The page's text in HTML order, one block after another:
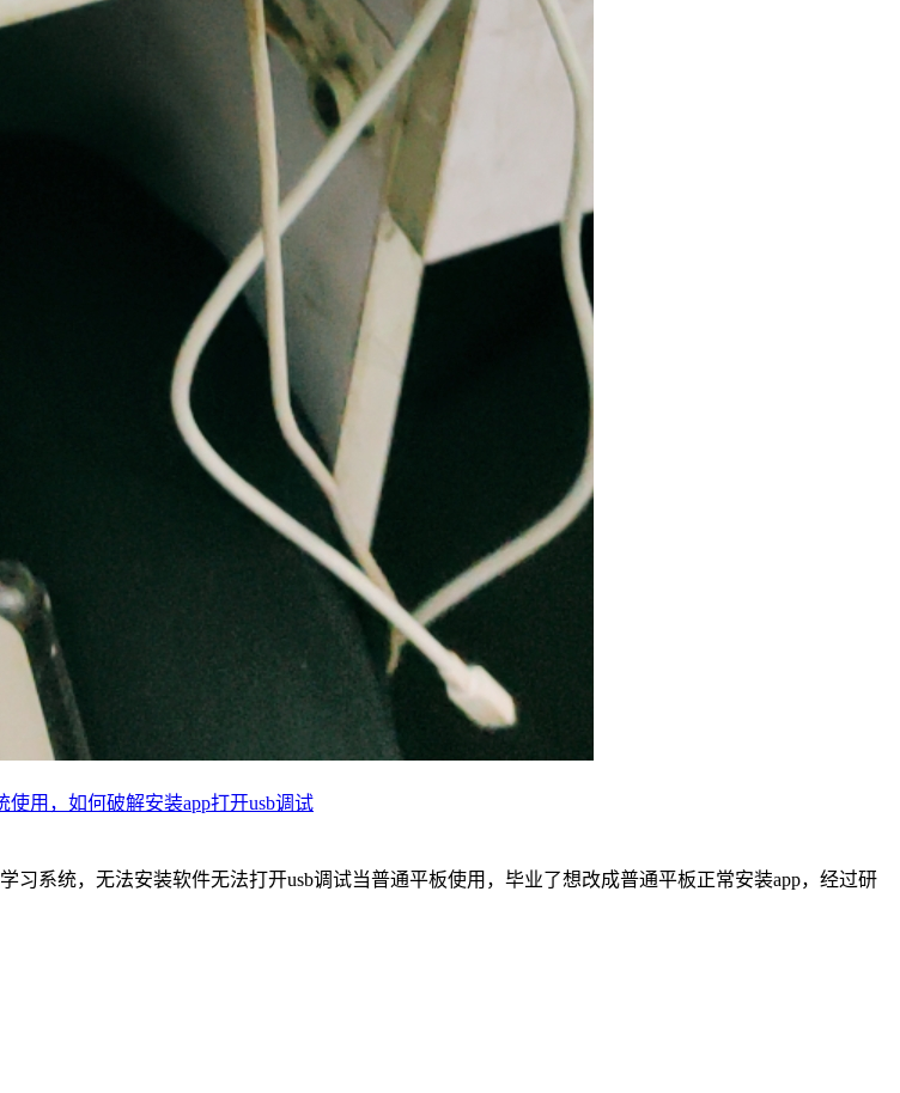
用，如何破解安装app打开usb调试
习系统，无法安装软件无法打开usb调试当普通平板使用，毕业了想改成普通平板正常安装app，经过研